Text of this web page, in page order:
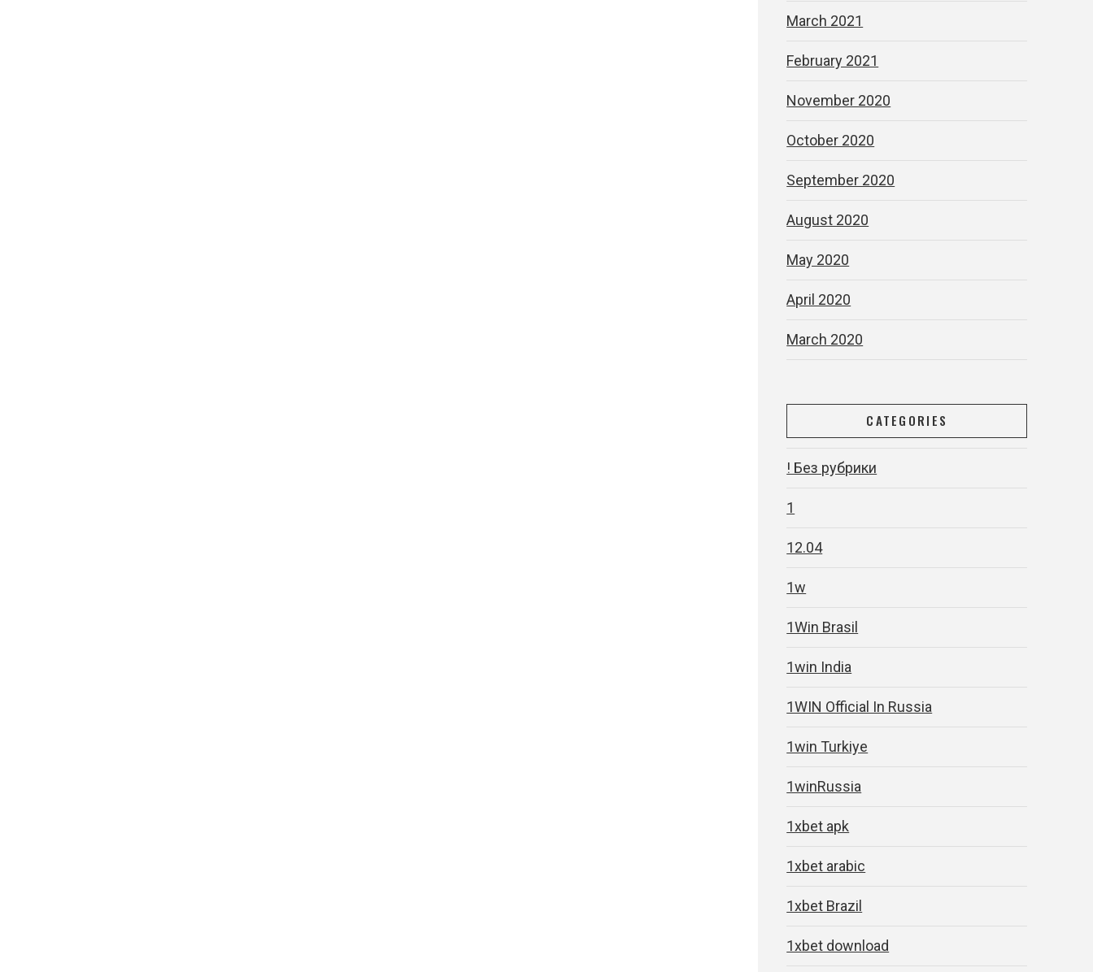
March 2021
February 2021
November 2020
October 2020
September 2020
August 2020
May 2020
April 2020
March 2020
CATEGORIES
! Без рубрики
1
12.04
1w
1Win Brasil
1win India
1WIN Official In Russia
1win Turkiye
1winRussia
1xbet apk
1xbet arabic
1xbet Brazil
1xbet download